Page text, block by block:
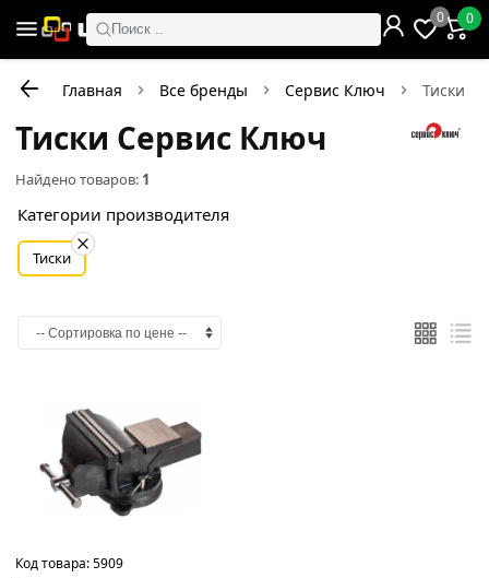
Поиск ..
0 0
Главная Все бренды Сервис Ключ Тиски
Тиски Сервис Ключ
Найдено товаров: 1
Категории производителя
Тиски
Код товара:5909